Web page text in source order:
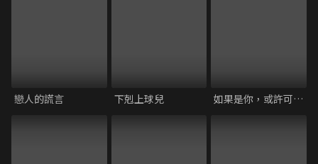
戀人的謊言 下剋上球兒 如果是你，或許可以相戀